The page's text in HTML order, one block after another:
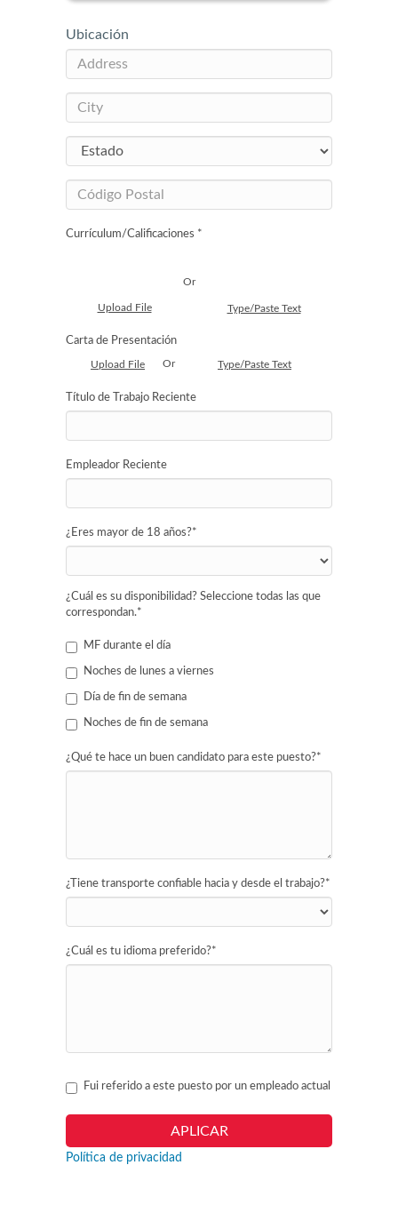
Ubicación
Currículum/Calificaciones *
Upload File
Or
Type/Paste Text
Carta de Presentación
Upload File Or Type/Paste Text
Título de Trabajo Reciente
Empleador Reciente
¿Eres mayor de 18 años?*
¿Cuál es su disponibilidad? Seleccione todas las que
correspondan.*
MF durante el día
Noches de lunes a viernes
Día de fin de semana
Noches de fin de semana
¿Qué te hace un buen candidato para este puesto?*
¿Tiene transporte confiable hacia y desde el trabajo?*
¿Cuál es tu idioma preferido?*
Fui referido a este puesto por un empleado actual
Política de privacidad